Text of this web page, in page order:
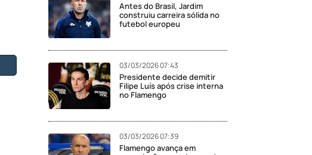
Antes do Brasil, Jardim
construiu carreira sólida no
futebol europeu
03/03/2026 07:43
Presidente decide demitir
Filipe Luís após crise interna
no Flamengo
03/03/2026 07:39
Flamengo avança em